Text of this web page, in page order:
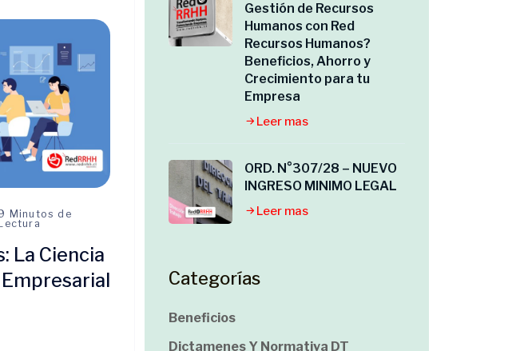
Minutos de
Lectura
La Ciencia
Gestión de Recursos
Humanos con Red
Recursos Humanos?
Beneficios, Ahorro y
Crecimiento para tu
Empresa
Leer mas
ORD. N°307/28 – NUEVO
INGRESO MINIMO LEGAL
Leer mas
Categorías
Beneficios
Dictamenes Y Normativa DT